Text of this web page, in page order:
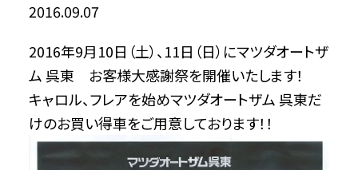
2016.09.07
2016年9月10日（土）、11日（日）にマツダオートザ
ム 呉東 お客様大感謝祭を開催いたします！
キャロル、フレアを始めマツダオートザム 呉東だ
けのお買い得車をご用意しております！！